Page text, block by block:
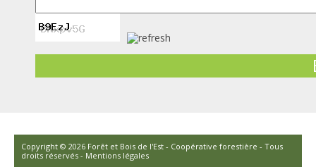
Copyright © 2026 Forêt et Bois de l'Est - Coopérative forestière - Tous
droits réservés - Mentions légales